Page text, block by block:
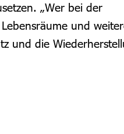
„Wer bei der
und
und die